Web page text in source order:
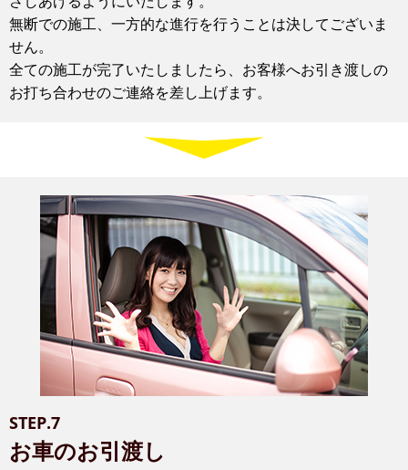
無断での施工、一方的な進行を行うことは決してございま
せん。
全ての施工が完了いたしましたら、お客様へお引き渡しの
お打ち合わせのご連絡を差し上げます。
STEP.7
お車のお引渡し